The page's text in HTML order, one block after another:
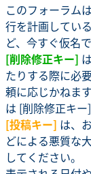
このフォーラム
行を計画してい
ど、今すぐ仮名
[削除修正キー]
たりする際に必
頼に応じかねま
は [削除修正キー
[投稿キー] は、
どによる悪質な
してください。